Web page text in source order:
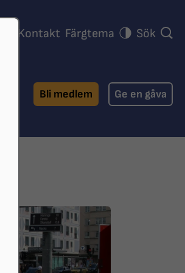
Kontakt Färgtema Sök
Bli medlem Ge en gåva